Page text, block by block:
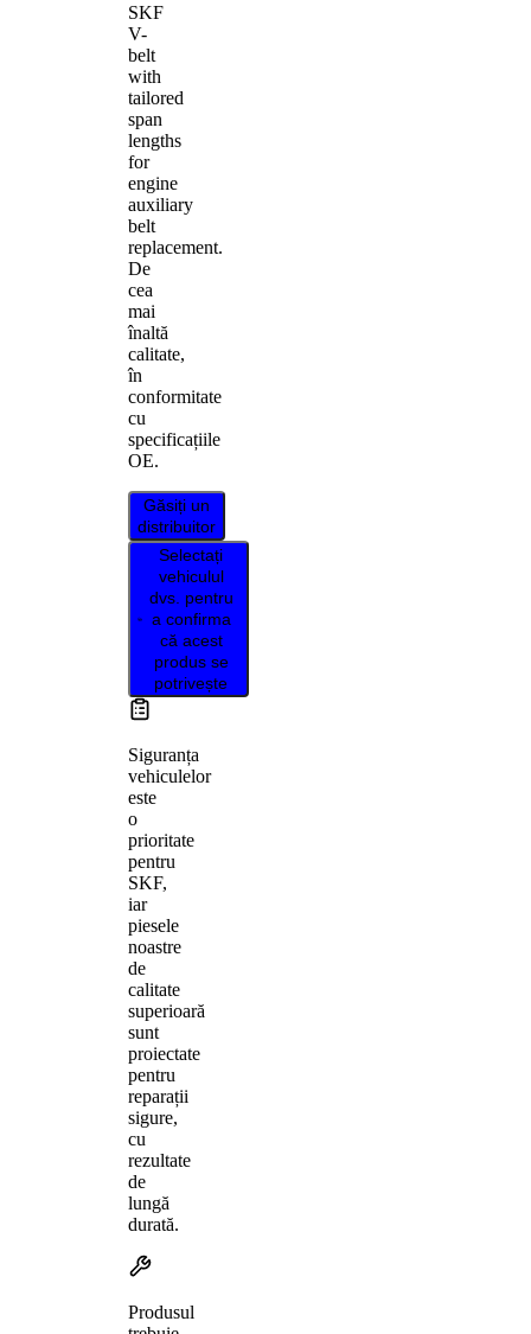
SKF
V-
belt
with
tailored
span
lengths
for
engine
auxiliary
belt
replacement.
De
cea
mai
înaltă
calitate,
în
conformitate
cu
specificațiile
OE.
Găsiți un
distribuitor
Selectați
vehiculul
dvs. pentru
a confirma
că acest
produs se
potrivește
Siguranța
vehiculelor
este
o
prioritate
pentru
SKF,
iar
piesele
noastre
de
calitate
superioară
sunt
proiectate
pentru
reparații
sigure,
cu
rezultate
de
lungă
durată.
Produsul